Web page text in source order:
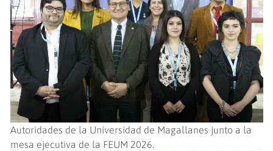
Autoridades de la Universidad de Magallanes junto a la
mesa ejecutiva de la FEUM 2026.